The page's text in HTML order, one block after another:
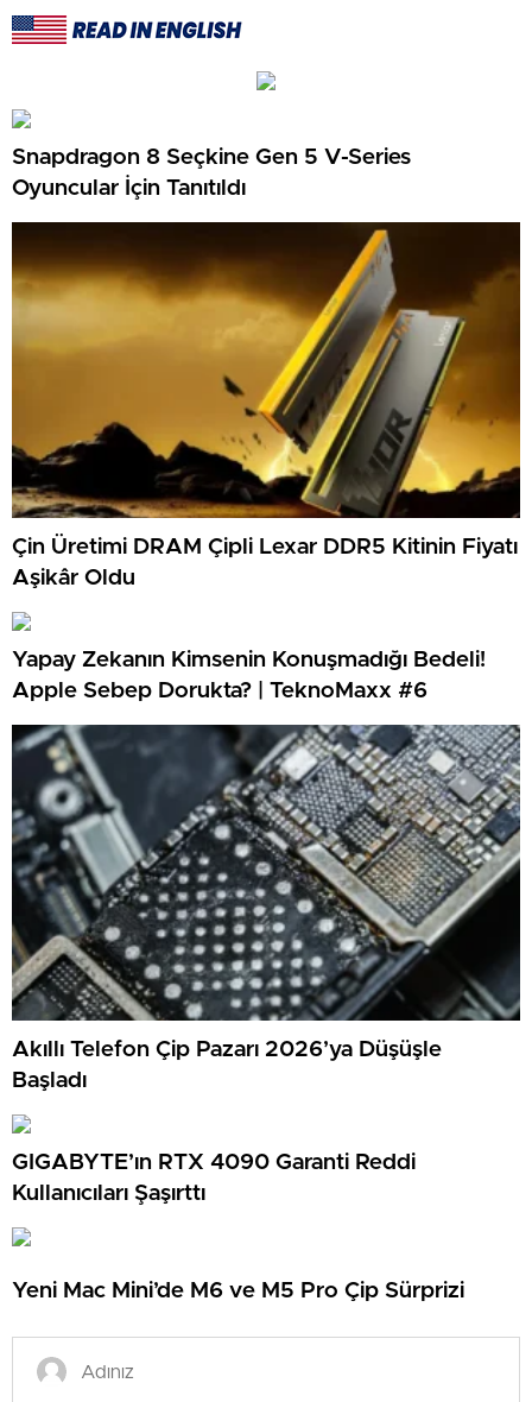
Snapdragon 8 Seçkine Gen 5 V-Series
Oyuncular İçin Tanıtıldı
Çin Üretimi DRAM Çipli Lexar DDR5 Kitinin Fiyatı
Aşikâr Oldu
Yapay Zekanın Kimsenin Konuşmadığı Bedeli!
Apple Sebep Dorukta? | TeknoMaxx #6
Akıllı Telefon Çip Pazarı 2026’ya Düşüşle
Başladı
GIGABYTE’ın RTX 4090 Garanti Reddi
Kullanıcıları Şaşırttı
Yeni Mac Mini’de M6 ve M5 Pro Çip Sürprizi